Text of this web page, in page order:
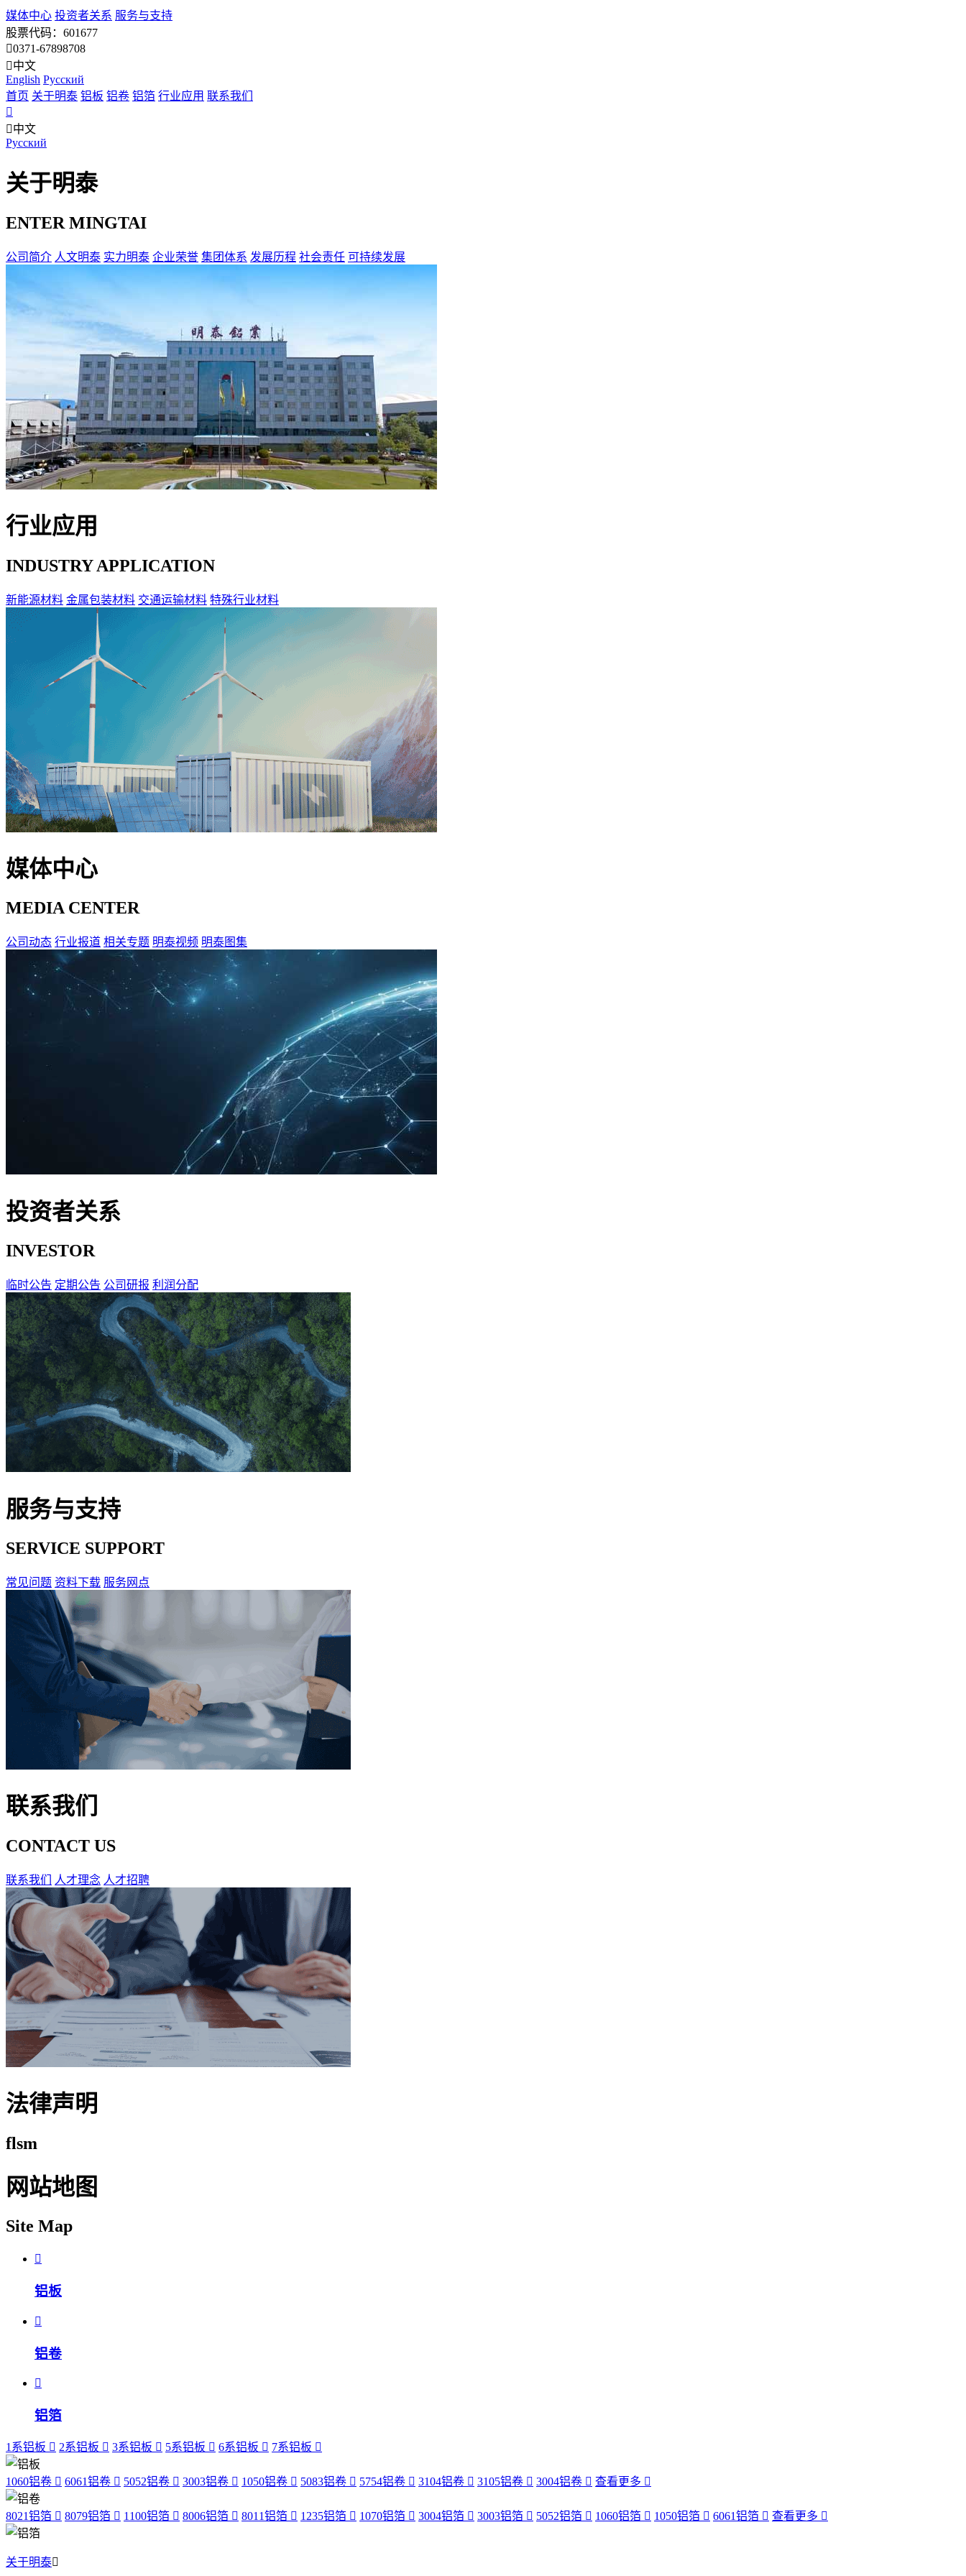
媒体中心 投资者关系 服务与支持
股票代码：601677
0371-67898708
中文
English Pусский
首页 关于明泰 铝板 铝卷 铝箔 行业应用 联系我们
中文
Pусский
关于明泰
ENTER MINGTAI
公司简介 人文明泰 实力明泰 企业荣誉 集团体系 发展历程 社会责任 可持续发展
行业应用
INDUSTRY APPLICATION
新能源材料 金属包装材料 交通运输材料 特殊行业材料
媒体中心
MEDIA CENTER
公司动态 行业报道 相关专题 明泰视频 明泰图集
投资者关系
INVESTOR
临时公告 定期公告 公司研报 利润分配
服务与支持
SERVICE SUPPORT
常见问题 资料下载 服务网点
联系我们
CONTACT US
联系我们 人才理念 人才招聘
法律声明
flsm
网站地图
Site Map
铝板
铝卷
铝箔
1系铝板 2系铝板 3系铝板 5系铝板 6系铝板 7系铝板
1060铝卷 6061铝卷 5052铝卷 3003铝卷 1050铝卷 5083铝卷 5754铝卷 3104铝卷 3105铝卷 3004铝卷 查看更多
8021铝箔 8079铝箔 1100铝箔 8006铝箔 8011铝箔 1235铝箔 1070铝箔 3004铝箔 3003铝箔 5052铝箔 1060铝箔 1050铝箔 6061铝箔 查看更多
关于明泰